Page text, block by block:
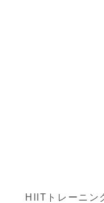
HIITトレーニン